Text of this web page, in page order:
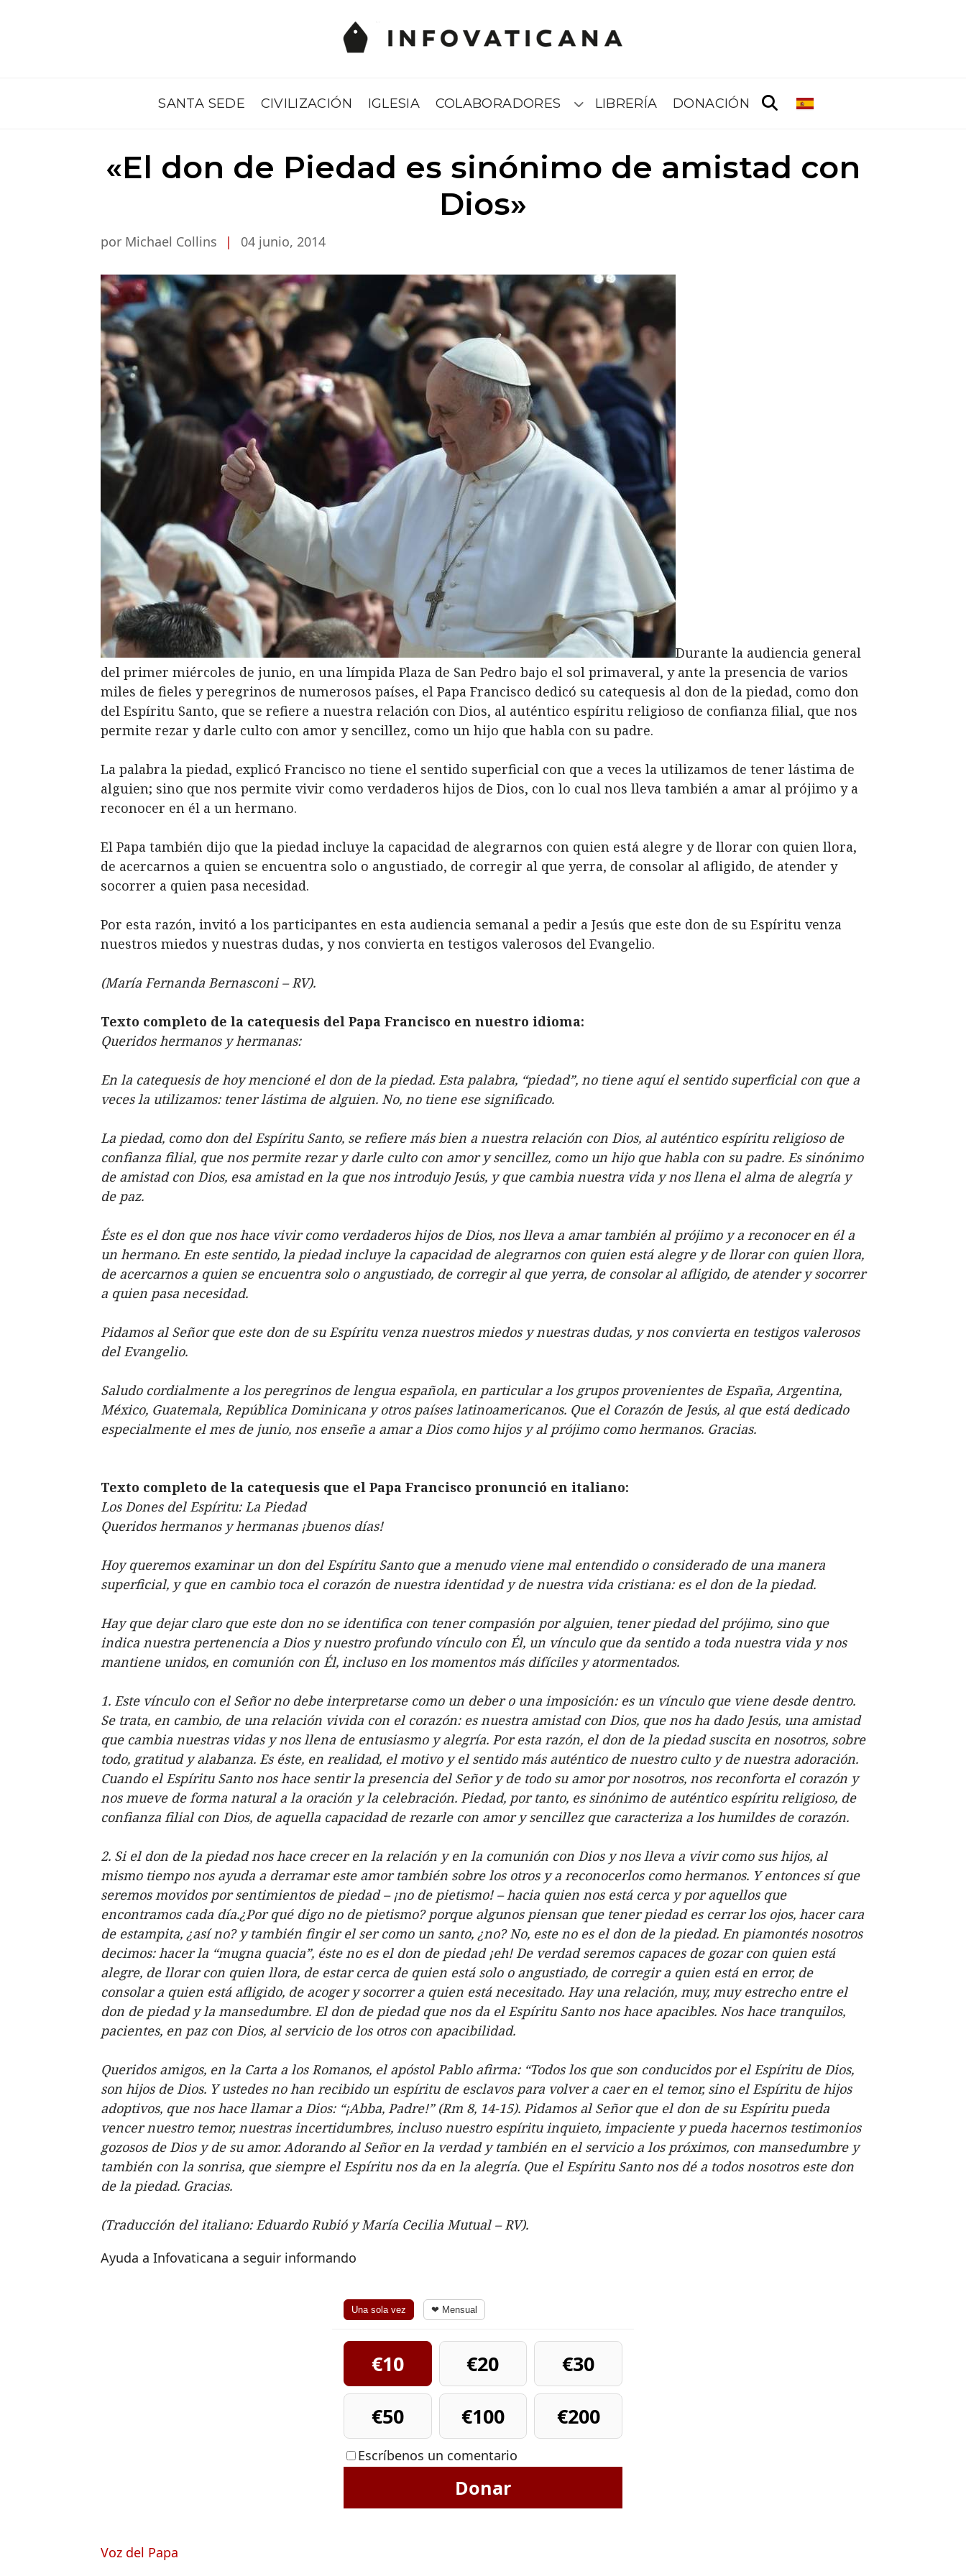
SANTA SEDE CIVILIZACIÓN IGLESIA COLABORADORES Submenú
LIBRERÍA DONACIÓN
«El don de Piedad es sinónimo de amistad con
Dios»
por Michael Collins | 04 junio, 2014
Durante la audiencia general
del primer miércoles de junio, en una límpida Plaza de San Pedro bajo el sol primaveral, y ante la presencia de varios
miles de fieles y peregrinos de numerosos países, el Papa Francisco dedicó su catequesis al don de la piedad, como don
del Espíritu Santo, que se refiere a nuestra relación con Dios, al auténtico espíritu religioso de confianza filial, que nos
permite rezar y darle culto con amor y sencillez, como un hijo que habla con su padre.
La palabra la piedad, explicó Francisco no tiene el sentido superficial con que a veces la utilizamos de tener lástima de
alguien; sino que nos permite vivir como verdaderos hijos de Dios, con lo cual nos lleva también a amar al prójimo y a
reconocer en él a un hermano.
El Papa también dijo que la piedad incluye la capacidad de alegrarnos con quien está alegre y de llorar con quien llora,
de acercarnos a quien se encuentra solo o angustiado, de corregir al que yerra, de consolar al afligido, de atender y
socorrer a quien pasa necesidad.
Por esta razón, invitó a los participantes en esta audiencia semanal a pedir a Jesús que este don de su Espíritu venza
nuestros miedos y nuestras dudas, y nos convierta en testigos valerosos del Evangelio.
(María Fernanda Bernasconi – RV).
Texto completo de la catequesis del Papa Francisco en nuestro idioma:
Queridos hermanos y hermanas:
En la catequesis de hoy mencioné el don de la piedad. Esta palabra, “piedad”, no tiene aquí el sentido superficial con que a
veces la utilizamos: tener lástima de alguien. No, no tiene ese significado.
La piedad, como don del Espíritu Santo, se refiere más bien a nuestra relación con Dios, al auténtico espíritu religioso de
confianza filial, que nos permite rezar y darle culto con amor y sencillez, como un hijo que habla con su padre. Es sinónimo
de amistad con Dios, esa amistad en la que nos introdujo Jesús, y que cambia nuestra vida y nos llena el alma de alegría y
de paz.
Éste es el don que nos hace vivir como verdaderos hijos de Dios, nos lleva a amar también al prójimo y a reconocer en él a
un hermano. En este sentido, la piedad incluye la capacidad de alegrarnos con quien está alegre y de llorar con quien llora,
de acercarnos a quien se encuentra solo o angustiado, de corregir al que yerra, de consolar al afligido, de atender y socorrer
a quien pasa necesidad.
Pidamos al Señor que este don de su Espíritu venza nuestros miedos y nuestras dudas, y nos convierta en testigos valerosos
del Evangelio.
Saludo cordialmente a los peregrinos de lengua española, en particular a los grupos provenientes de España, Argentina,
México, Guatemala, República Dominicana y otros países latinoamericanos. Que el Corazón de Jesús, al que está dedicado
especialmente el mes de junio, nos enseñe a amar a Dios como hijos y al prójimo como hermanos. Gracias.
Texto completo de la catequesis que el Papa Francisco pronunció en italiano:
Los Dones del Espíritu: La Piedad
Queridos hermanos y hermanas ¡buenos días!
Hoy queremos examinar un don del Espíritu Santo que a menudo viene mal entendido o considerado de una manera
superficial, y que en cambio toca el corazón de nuestra identidad y de nuestra vida cristiana: es el don de la piedad.
Hay que dejar claro que este don no se identifica con tener compasión por alguien, tener piedad del prójimo, sino que
indica nuestra pertenencia a Dios y nuestro profundo vínculo con Él, un vínculo que da sentido a toda nuestra vida y nos
mantiene unidos, en comunión con Él, incluso en los momentos más difíciles y atormentados.
1. Este vínculo con el Señor no debe interpretarse como un deber o una imposición: es un vínculo que viene desde dentro.
Se trata, en cambio, de una relación vivida con el corazón: es nuestra amistad con Dios, que nos ha dado Jesús, una amistad
que cambia nuestras vidas y nos llena de entusiasmo y alegría. Por esta razón, el don de la piedad suscita en nosotros, sobre
todo, gratitud y alabanza. Es éste, en realidad, el motivo y el sentido más auténtico de nuestro culto y de nuestra adoración.
Cuando el Espíritu Santo nos hace sentir la presencia del Señor y de todo su amor por nosotros, nos reconforta el corazón y
nos mueve de forma natural a la oración y la celebración. Piedad, por tanto, es sinónimo de auténtico espíritu religioso, de
confianza filial con Dios, de aquella capacidad de rezarle con amor y sencillez que caracteriza a los humildes de corazón.
2. Si el don de la piedad nos hace crecer en la relación y en la comunión con Dios y nos lleva a vivir como sus hijos, al
mismo tiempo nos ayuda a derramar este amor también sobre los otros y a reconocerlos como hermanos. Y entonces sí que
seremos movidos por sentimientos de piedad – ¡no de pietismo! – hacia quien nos está cerca y por aquellos que
encontramos cada día.¿Por qué digo no de pietismo? porque algunos piensan que tener piedad es cerrar los ojos, hacer cara
de estampita, ¿así no? y también fingir el ser como un santo, ¿no? No, este no es el don de la piedad. En piamontés nosotros
decimos: hacer la “mugna quacia”, éste no es el don de piedad ¡eh! De verdad seremos capaces de gozar con quien está
alegre, de llorar con quien llora, de estar cerca de quien está solo o angustiado, de corregir a quien está en error, de
consolar a quien está afligido, de acoger y socorrer a quien está necesitado. Hay una relación, muy, muy estrecho entre el
don de piedad y la mansedumbre. El don de piedad que nos da el Espíritu Santo nos hace apacibles. Nos hace tranquilos,
pacientes, en paz con Dios, al servicio de los otros con apacibilidad.
Queridos amigos, en la Carta a los Romanos, el apóstol Pablo afirma: “Todos los que son conducidos por el Espíritu de Dios,
son hijos de Dios. Y ustedes no han recibido un espíritu de esclavos para volver a caer en el temor, sino el Espíritu de hijos
adoptivos, que nos hace llamar a Dios: “¡Abba, Padre!” (Rm 8, 14-15). Pidamos al Señor que el don de su Espíritu pueda
vencer nuestro temor, nuestras incertidumbres, incluso nuestro espíritu inquieto, impaciente y pueda hacernos testimonios
gozosos de Dios y de su amor. Adorando al Señor en la verdad y también en el servicio a los próximos, con mansedumbre y
también con la sonrisa, que siempre el Espíritu nos da en la alegría. Que el Espíritu Santo nos dé a todos nosotros este don
de la piedad. Gracias.
(Traducción del italiano: Eduardo Rubió y María Cecilia Mutual – RV).
Ayuda a Infovaticana a seguir informando
Una sola vez ❤ Mensual
€10 €20
€30
€50
€100 €200
Escríbenos un comentario
Donar
Voz del Papa